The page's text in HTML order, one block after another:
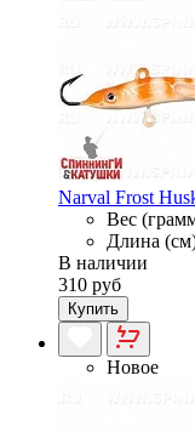
Narval Frost
Вес
Длина
В наличии
310 руб
Купить
Новое